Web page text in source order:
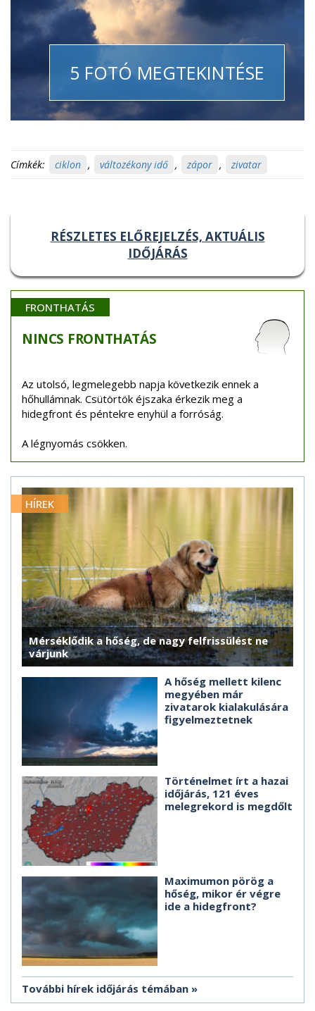
5 FOTÓ MEGTEKINTÉSE
Címkék: ciklon , változékony idő , zápor , zivatar
RÉSZLETES ELŐREJELZÉS, AKTUÁLIS
IDŐJÁRÁS
FRONTHATÁS
NINCS FRONTHATÁS
Az utolsó, legmelegebb napja következik ennek a
hőhullámnak. Csütörtök éjszaka érkezik meg a
hidegfront és péntekre enyhül a forróság.
A légnyomás csökken.
HÍREK
Mérséklődik a hőség, de nagy felfrissülést ne
várjunk
A hőség mellett kilenc
megyében már
zivatarok kialakulására
figyelmeztetnek
Történelmet írt a hazai
időjárás, 121 éves
melegrekord is megdőlt
Maximumon pörög a
hőség, mikor ér végre
ide a hidegfront?
További hírek időjárás témában